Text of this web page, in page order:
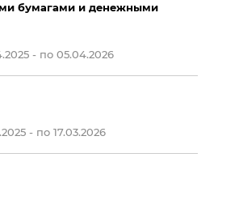
бумагами и денежными
- по 05.04.2026
- по 17.03.2026